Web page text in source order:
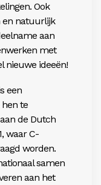
Ook
en natuurlijk
aan
met
nieuwe ideeën!
een
te
de Dutch
waar C-
worden.
samen
aan het